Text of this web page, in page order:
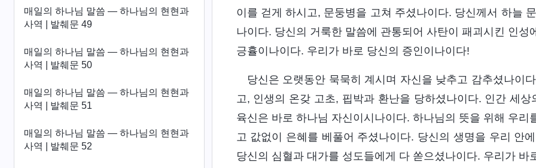
매일의 하나님 말씀 ― 하나님의 현현과
사역 | 발췌문 49
매일의 하나님 말씀 ― 하나님의 현현과
사역 | 발췌문 50
매일의 하나님 말씀 ― 하나님의 현현과
사역 | 발췌문 51
매일의 하나님 말씀 ― 하나님의 현현과
사역 | 발췌문 52
이를 걷게 하시고, 문둥병을 고쳐 주셨나이다. 당신께서 하늘
나이다. 당신의 거룩한 말씀에 관통되어 사탄이 패괴시킨 인
긍휼이나이다. 우리가 바로 당신의 증인이나이다!
당신은 오랫동안 묵묵히 계시며 자신을 낮추고 감추셨나이
고, 인생의 온갖 고초, 핍박과 환난을 당하셨나이다. 인간 세
육신은 바로 하나님 자신이시나이다. 하나님의 뜻을 위해 우
고 값없이 은혜를 베풀어 주셨나이다. 당신의 생명을 우리 안
당신의 심혈과 대가를 성도들에게 다 쏟으셨나이다. 우리가 바